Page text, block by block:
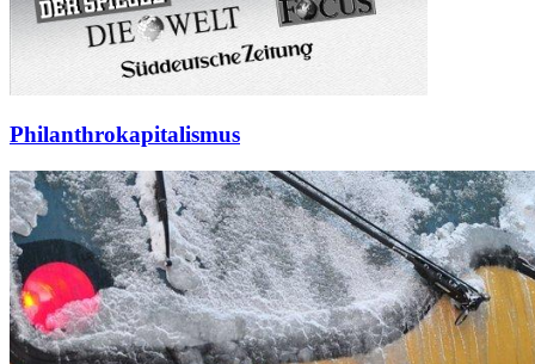
Philanthrokapitalismus